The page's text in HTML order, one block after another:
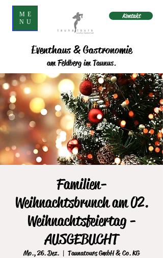
ME
NU
Kontakt
Eventhaus & Gastronomie
am Feldberg im Taunus.
Familien-
Weihnachtsbrunch am 02.
Weihnachtsfeiertag -
AUSGEBUCHT
Mo., 26. Dez.
  |
Taunatours GmbH & Co. KG